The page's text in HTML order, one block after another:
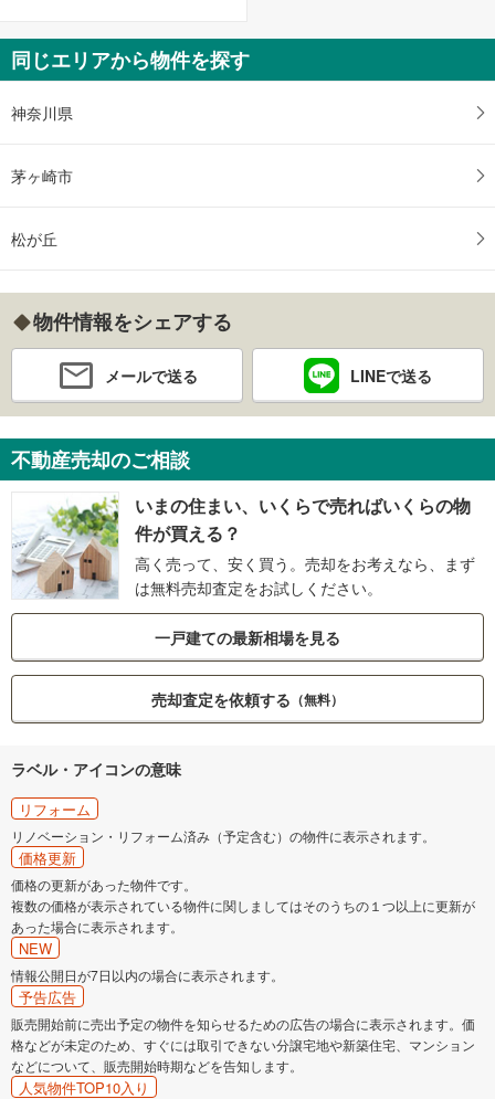
同じエリアから物件を探す
神奈川県
茅ヶ崎市
松が丘
物件情報をシェアする
メールで送る LINEで送る
不動産売却のご相談
いまの住まい、いくらで売ればいくらの物
件が買える？
高く売って、安く買う。売却をお考えなら、まず
は無料売却査定をお試しください。
一戸建ての最新相場を見る
売却査定を依頼する （無料）
ラベル・アイコンの意味
リフォーム
リノベーション・リフォーム済み（予定含む）の物件に表示されます。
価格更新
価格の更新があった物件です。
複数の価格が表示されている物件に関しましてはそのうちの１つ以上に更新が
あった場合に表示されます。
NEW
情報公開日が7日以内の場合に表示されます。
予告広告
販売開始前に売出予定の物件を知らせるための広告の場合に表示されます。価
格などが未定のため、すぐには取引できない分譲宅地や新築住宅、マンション
などについて、販売開始時期などを告知します。
人気物件TOP10入り